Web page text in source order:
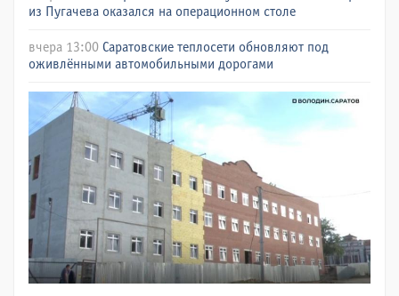
из Пугачева оказался на операционном столе
вчера 13:00 Саратовские теплосети обновляют под
оживлёнными автомобильными дорогами